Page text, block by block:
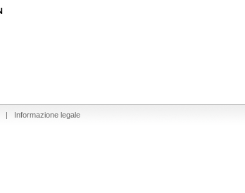
| Informazione legale